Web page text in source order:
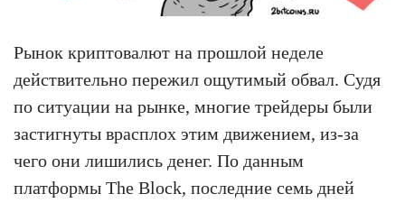
Рынок криптовалют на прошлой неделе
действительно пережил ощутимый обвал. Судя
по ситуации на рынке, многие трейдеры были
застигнуты врасплох этим движением, из-за
чего они лишились денег. По данным
платформы The Block, последние семь дней